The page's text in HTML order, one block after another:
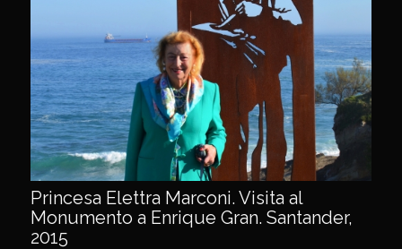
Princesa Elettra Marconi. Visita al
Monumento a Enrique Gran. Santander,
2015